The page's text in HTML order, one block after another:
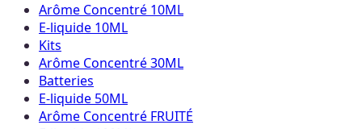
Arôme Concentré 10ML
E-liquide 10ML
Kits
Arôme Concentré 30ML
Batteries
E-liquide 50ML
Arôme Concentré FRUITÉ